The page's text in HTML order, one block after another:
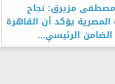
مصطفى مزيرق: نجاح
المصرية يؤكد أن القاهرة
الرئيسي...